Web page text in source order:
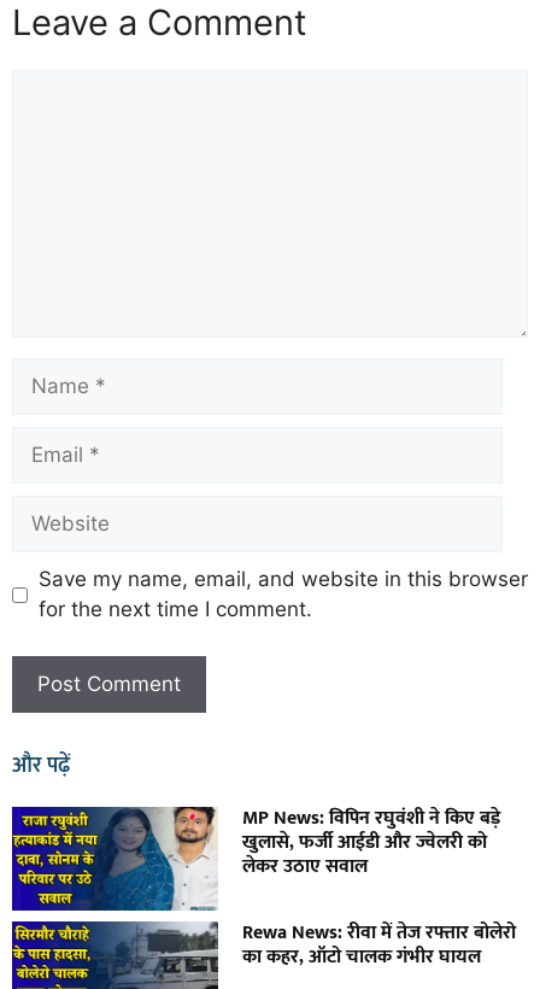
Leave a Comment
Save my name, email, and website in this browser
for the next time I comment.
और पढ़ें
MP News: विपिन रघुवंशी ने किए बड़े
खुलासे, फर्जी आईडी और ज्वेलरी को
लेकर उठाए सवाल
Rewa News: रीवा में तेज रफ्तार बोलेरो
का कहर, ऑटो चालक गंभीर घायल